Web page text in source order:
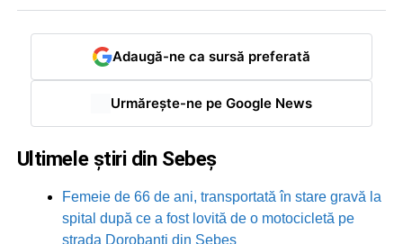
Adaugă-ne ca sursă preferată
Urmărește-ne pe Google News
Ultimele știri din Sebeș
Femeie de 66 de ani, transportată în stare gravă la
spital după ce a fost lovită de o motocicletă pe
strada Dorobanți din Sebeș